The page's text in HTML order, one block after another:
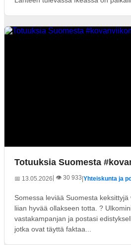
Totuuksia Suomesta
📅 13.05.2026 | 👁️ 30 933|Yhteiskunta ja
Somessa leviää Suomesta
liian hyvää ollakseen totta. ?
vastakampanjan ja postasi
jotka ovat täyttä faktaa...